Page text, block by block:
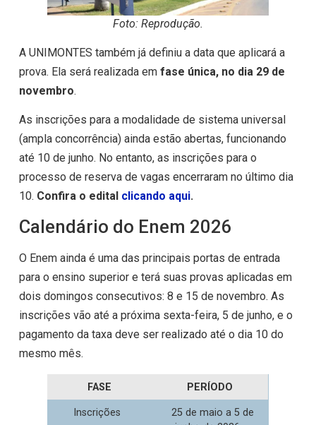
Foto: Reprodução.
A UNIMONTES também já definiu a data que aplicará a
prova. Ela será realizada em fase única, no dia 29 de
novembro.
As inscrições para a modalidade de sistema universal
(ampla concorrência) ainda estão abertas, funcionando
até 10 de junho. No entanto, as inscrições para o
processo de reserva de vagas encerraram no último dia
10. Confira o edital clicando aqui.
Calendário do Enem 2026
O Enem ainda é uma das principais portas de entrada
para o ensino superior e terá suas provas aplicadas em
dois domingos consecutivos: 8 e 15 de novembro. As
inscrições vão até a próxima sexta-feira, 5 de junho, e o
pagamento da taxa deve ser realizado até o dia 10 do
mesmo mês.
FASE PERÍODO
Inscrições
25 de maio a 5 de